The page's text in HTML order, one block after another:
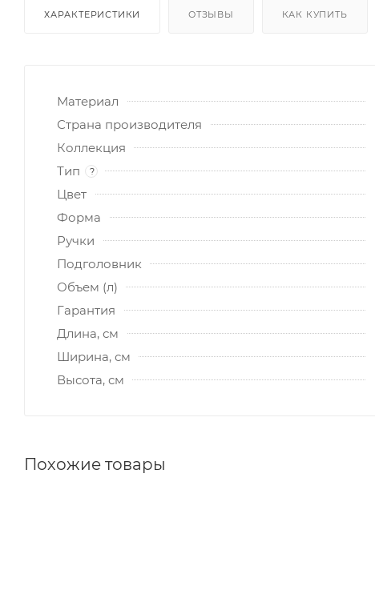
ХАРАКТЕРИСТИКИ ОТЗЫВЫ КАК КУПИТЬ
Материал
Страна производителя
Коллекция
Тип
?
Цвет
Форма
Ручки
Подголовник
Объем (л)
Гарантия
Длина, см
Ширина, см
Высота, см
Похожие товары